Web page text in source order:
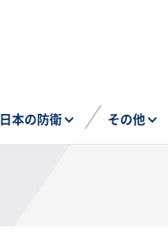
日本の防衛 その他